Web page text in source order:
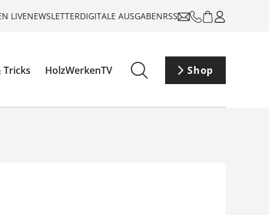
LIVENEWSLETTERDIGITALE AUSGABENRSS
Tricks HolzWerkenTV Shop